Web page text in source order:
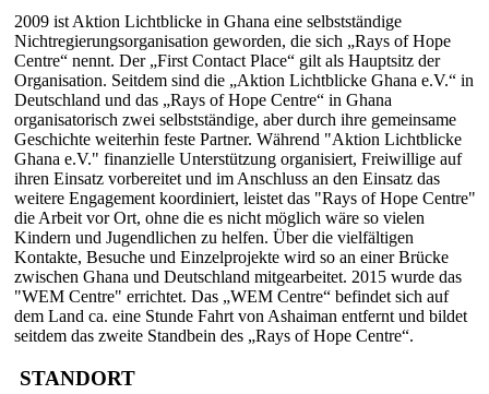
2009 ist Aktion Lichtblicke in Ghana eine selbstständige
Nichtregierungsorganisation geworden, die sich „Rays of Hope
Centre“ nennt. Der „First Contact Place“ gilt als Hauptsitz der
Organisation. Seitdem sind die „Aktion Lichtblicke Ghana e.V.“ in
Deutschland und das „Rays of Hope Centre“ in Ghana
organisatorisch zwei selbstständige, aber durch ihre gemeinsame
Geschichte weiterhin feste Partner. Während "Aktion Lichtblicke
Ghana e.V." finanzielle Unterstützung organisiert, Freiwillige auf
ihren Einsatz vorbereitet und im Anschluss an den Einsatz das
weitere Engagement koordiniert, leistet das "Rays of Hope Centre"
die Arbeit vor Ort, ohne die es nicht möglich wäre so vielen
Kindern und Jugendlichen zu helfen. Über die vielfältigen
Kontakte, Besuche und Einzelprojekte wird so an einer Brücke
zwischen Ghana und Deutschland mitgearbeitet. 2015 wurde das
"WEM Centre" errichtet. Das „WEM Centre“ befindet sich auf
dem Land ca. eine Stunde Fahrt von Ashaiman entfernt und bildet
seitdem das zweite Standbein des „Rays of Hope Centre“.
STANDORT